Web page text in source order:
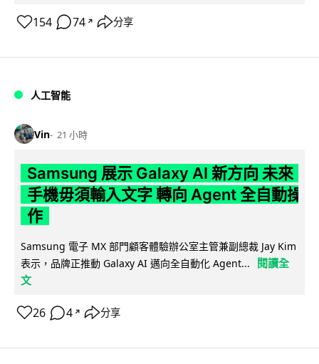
154 74 ↗ 分享
人工智能
Vin 21 小時
Samsung 展示 Galaxy AI 新方向 未來
手機毋須輸入文字 轉向 Agent 全自動操
作
Samsung 電子 MX 部門顧客體驗辦公室主管兼副總裁 Jay Kim
表示，品牌正推動 Galaxy AI 邁向全自動化 Agent...
閱讀全
文
26 4 ↗ 分享